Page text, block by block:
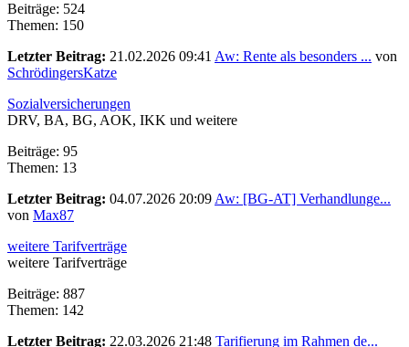
Beiträge: 524
Themen: 150
Letzter Beitrag: 21.02.2026 09:41 Aw: Rente als besonders ... von
SchrödingersKatze
Sozialversicherungen
DRV, BA, BG, AOK, IKK und weitere
Beiträge: 95
Themen: 13
Letzter Beitrag: 04.07.2026 20:09 Aw: [BG-AT] Verhandlunge...
von Max87
weitere Tarifverträge
weitere Tarifverträge
Beiträge: 887
Themen: 142
Letzter Beitrag: 22.03.2026 21:48 Tarifierung im Rahmen de...